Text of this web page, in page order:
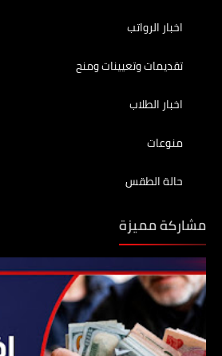
اخبار الرواتب
تقديمات وتعيينات ومنح
اخبار الطلاب
منوعات
حالة الطقس
مشاركة مميزة